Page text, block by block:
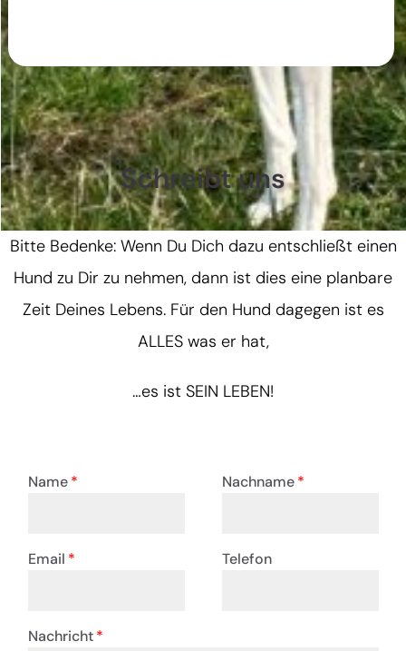
Schreibt uns
Bitte Bedenke: Wenn Du Dich dazu entschließt einen
Hund zu Dir zu nehmen, dann ist dies eine planbare
Zeit Deines Lebens. Für den Hund dagegen ist es
ALLES was er hat,
…es ist SEIN LEBEN!
Name Nachname
Email Telefon
Nachricht